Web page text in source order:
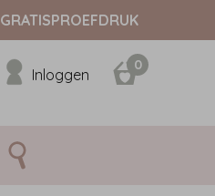
GRATISPROEFDRUK
Inloggen
0